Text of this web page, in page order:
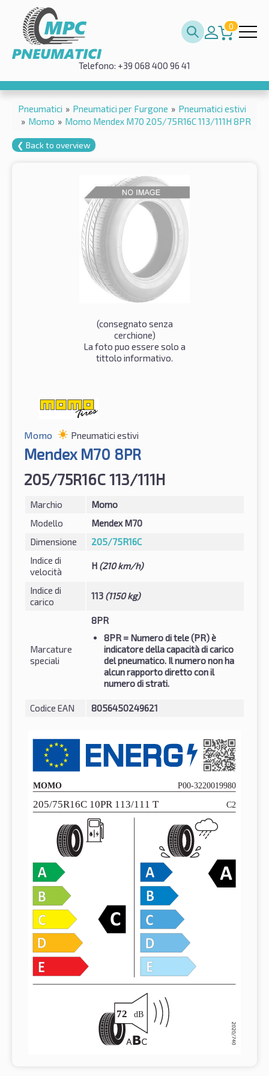
0
Telefono: +39 068 400 96 41
Pneumatici » Pneumatici per Furgone » Pneumatici estivi
» Momo » Momo Mendex M70 205/75R16C 113/111H 8PR
❮ Back to overview
(consegnato senza
cerchione)
La foto puo essere solo a
tittolo informativo.
Momo Pneumatici estivi
Mendex M70 8PR
205/75R16C 113/111H
Marchio
Momo
Modello
Mendex M70
Dimensione
205/75R16C
Indice di
velocità
H (210 km/h)
Indice di
carico
113 (1150 kg)
Marcature
speciali
8PR
8PR = Numero di tele (PR) è
indicatore della capacità di carico
del pneumatico. Il numero non ha
alcun rapporto diretto con il
numero di strati.
Codice EAN 8056450249621